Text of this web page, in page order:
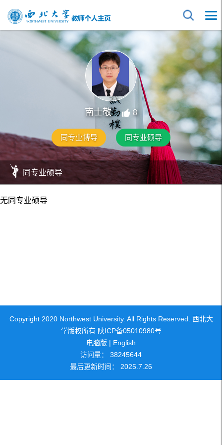
南士敬 8
同专业博导 同专业硕导
同专业硕导
无同专业硕导
Copyright 2020 Northwest University. All Rights Reserved. 西北大
学版权所有 陕ICP备05010980号
电脑版 | English
访问量： 38245644
最后更新时间： 2025 7 26